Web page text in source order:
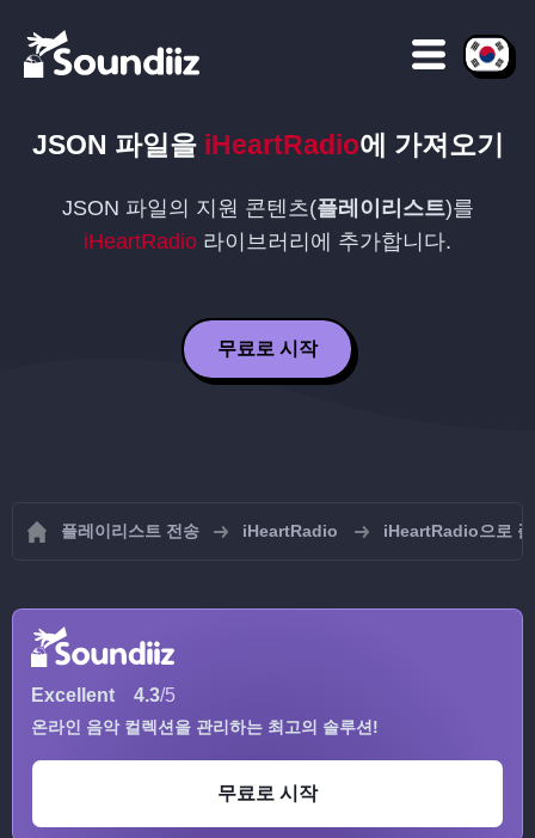
JSON 파일을 iHeartRadio에 가져오기
JSON 파일의 지원 콘텐츠(플레이리스트)를
iHeartRadio 라이브러리에 추가합니다.
무료로 시작
플레이리스트 전송 iHeartRadio iHeartRadio으로
Excellent 4.3/5
온라인 음악 컬렉션을 관리하는 최고의 솔루션!
무료로 시작